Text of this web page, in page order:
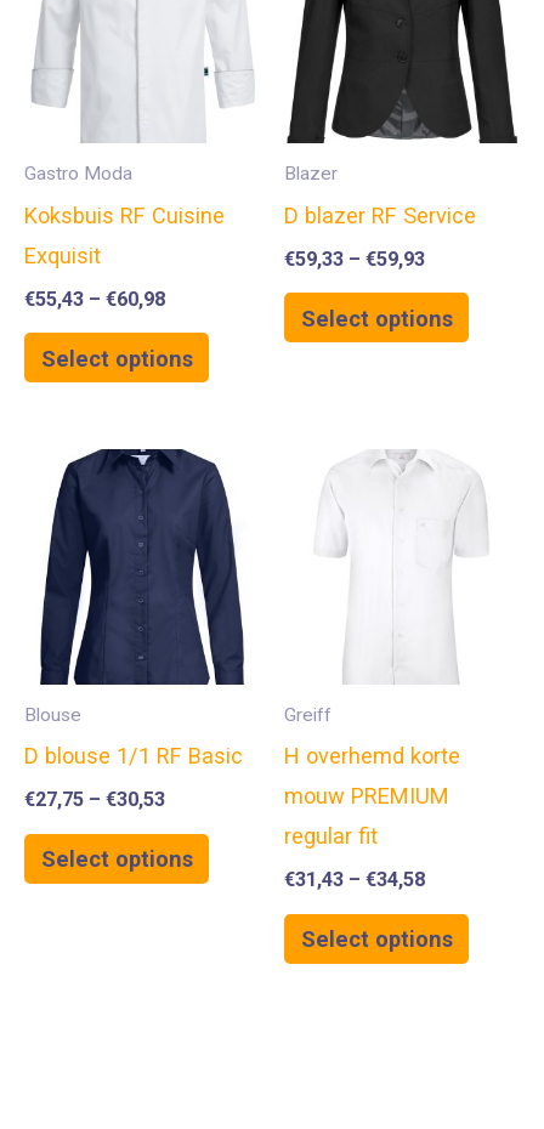
Gastro Moda
Koksbuis RF Cuisine
Exquisit
€55,43 – €60,98
Select options
Blazer
D blazer RF Service
€59,33 – €59,93
Select options
Blouse
D blouse 1/1 RF Basic
€27,75 – €30,53
Select options
Greiff
H overhemd korte
mouw PREMIUM
regular fit
€31,43 – €34,58
Select options